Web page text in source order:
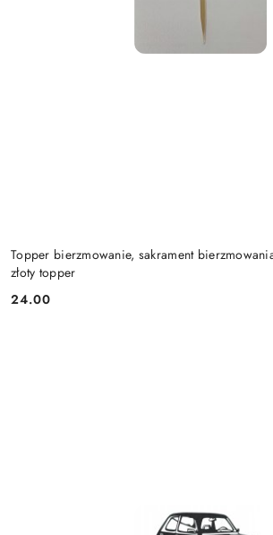
Topper bierzmowanie, sakrament
złoty topper
Cena:
24.00